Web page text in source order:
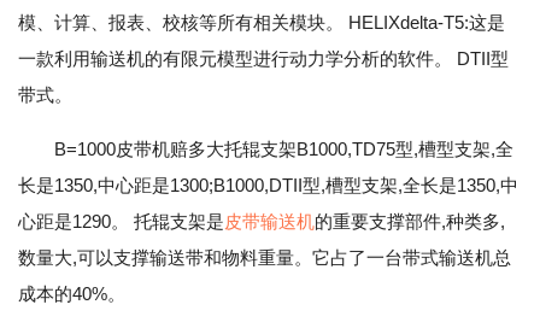
模、计算、报表、校核等所有相关模块。 HELIXdelta-T5:这是
一款利用输送机的有限元模型进行动力学分析的软件。 DTII型
带式。
B=1000皮带机赔多大托辊支架B1000,TD75型,槽型支架,全
长是1350,中心距是1300;B1000,DTII型,槽型支架,全长是1350,中
心距是1290。 托辊支架是皮带输送机的重要支撑部件,种类多,
数量大,可以支撑输送带和物料重量。它占了一台带式输送机总
成本的40%。